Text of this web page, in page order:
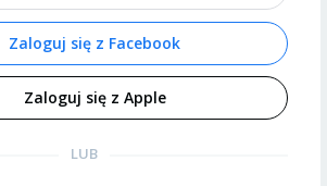
Zaloguj się z Facebook
Zaloguj się z Apple
LUB